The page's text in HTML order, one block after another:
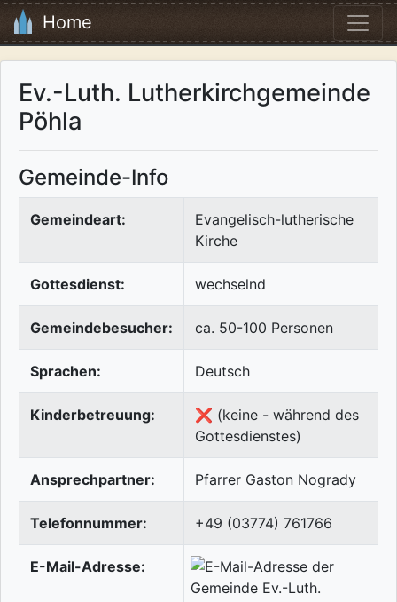
Home
Ev.-Luth. Lutherkirchgemeinde
Pöhla
Gemeinde-Info
Gemeindeart:
Evangelisch-lutherische
Kirche
Gottesdienst: wechselnd
Gemeindebesucher: ca. 50-100 Personen
Sprachen: Deutsch
Kinderbetreuung:
❌ (keine - während des
Gottesdienstes)
Ansprechpartner: Pfarrer Gaston Nogrady
Telefonnummer: +49 (03774) 761766
E-Mail-Adresse: